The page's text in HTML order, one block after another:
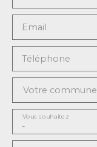
Email
Téléphone
Votre commune
-
Vous souhaitez